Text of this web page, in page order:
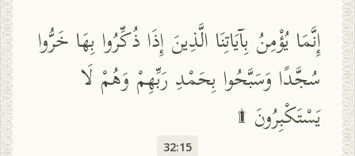
إِنَّمَا يُؤْمِنُ بِآيَاتِنَا الَّذِينَ إِذَا ذُكِّرُوا بِهَا خَرُّوا
سُجَّدًا وَسَبَّحُوا بِحَمْدِ رَبِّهِمْ وَهُمْ لَا
يَسْتَكْبِرُونَ ۩
32:15